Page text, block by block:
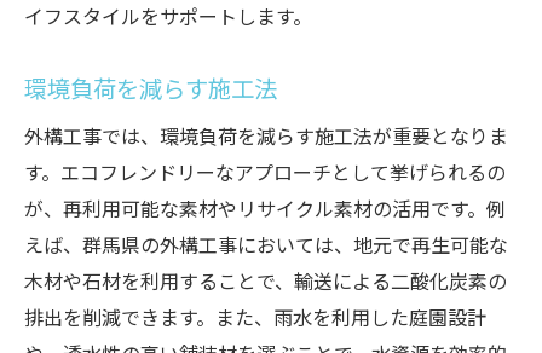
イフスタイルをサポートします。
環境負荷を減らす施工法
外構工事では、環境負荷を減らす施工法が重要となりま
す。エコフレンドリーなアプローチとして挙げられるの
が、再利用可能な素材やリサイクル素材の活用です。例
えば、群馬県の外構工事においては、地元で再生可能な
木材や石材を利用することで、輸送による二酸化炭素の
排出を削減できます。また、雨水を利用した庭園設計